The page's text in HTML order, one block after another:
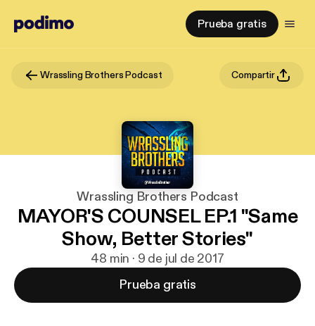
Prueba gratis
Wrassling Brothers Podcast Compartir
Wrassling Brothers Podcast
MAYOR'S COUNSEL EP.1 "Same
Show, Better Stories"
48 min · 9 de jul de 2017
Prueba gratis